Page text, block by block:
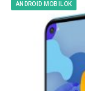
ANDROID MOBILOK